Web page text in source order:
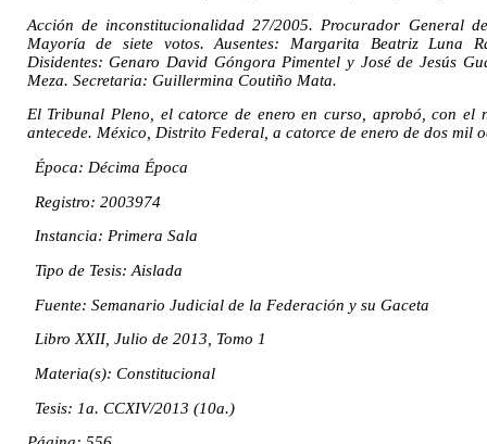
Acción de inconstitucionalidad 27/2005. Procurador General
Mayoría de siete votos. Ausentes: Margarita Beatriz Luna
Disidentes: Genaro David Góngora Pimentel y José de Jesús
Meza. Secretaria: Guillermina Coutiño Mata.
El Tribunal Pleno, el catorce de enero en curso, aprobó, con el
antecede. México, Distrito Federal, a catorce de enero de dos mil
Época: Décima Época
Registro: 2003974
Instancia: Primera Sala
Tipo de Tesis: Aislada
Fuente: Semanario Judicial de la Federación y su Gaceta
Libro XXII, Julio de 2013, Tomo 1
Materia(s): Constitucional
Tesis: 1a. CCXIV/2013 (10a.)